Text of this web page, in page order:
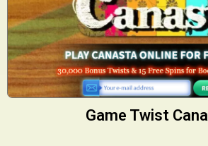
Game Twist